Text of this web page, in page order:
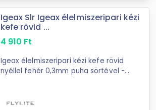
Igeax Slr Igeax élelmiszeripari kézi
kefe rövid ...
4 910 Ft
Igeax élelmiszeripari kézi kefe rövid
nyéllel fehér 0,3mm puha sörtével -